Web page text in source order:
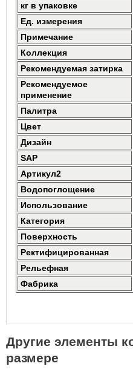
кг в упаковке
Ед. измерения
Примечание
Коллекция
Рекомендуемая затирка
Рекомендуемое
применение
Палитра
Цвет
Дизайн
SAP
Артикул2
Водопоглощение
Использование
Категория
Поверхность
Ректифицированная
Рельефная
Фабрика
Другие элементы
размере